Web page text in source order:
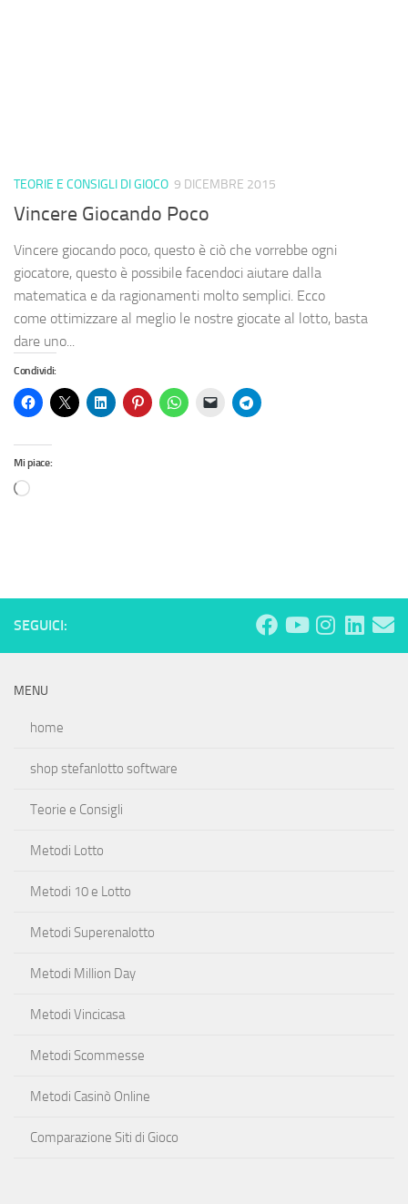
TEORIE E CONSIGLI DI GIOCO 9 DICEMBRE 2015
Vincere Giocando Poco
Vincere giocando poco, questo è ciò che vorrebbe ogni
giocatore, questo è possibile facendoci aiutare dalla
matematica e da ragionamenti molto semplici. Ecco
come ottimizzare al meglio le nostre giocate al lotto, basta
dare uno...
Condividi:
Mi piace:
SEGUICI:
MENU
home
shop stefanlotto software
Teorie e Consigli
Metodi Lotto
Metodi 10 e Lotto
Metodi Superenalotto
Metodi Million Day
Metodi Vincicasa
Metodi Scommesse
Metodi Casinò Online
Comparazione Siti di Gioco